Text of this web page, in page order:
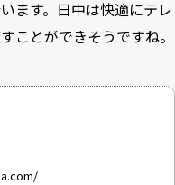
ます。日中は快適にテレ
ことができそうですね。